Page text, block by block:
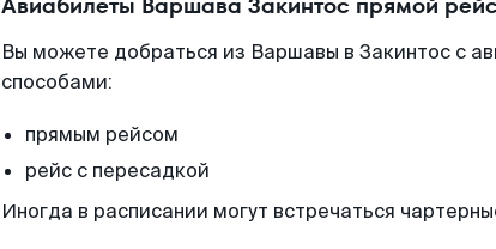
Вы можете добраться из Варшавы в Закинтос с
способами:
прямым рейсом
рейс с пересадкой
Иногда в расписании могут встречаться